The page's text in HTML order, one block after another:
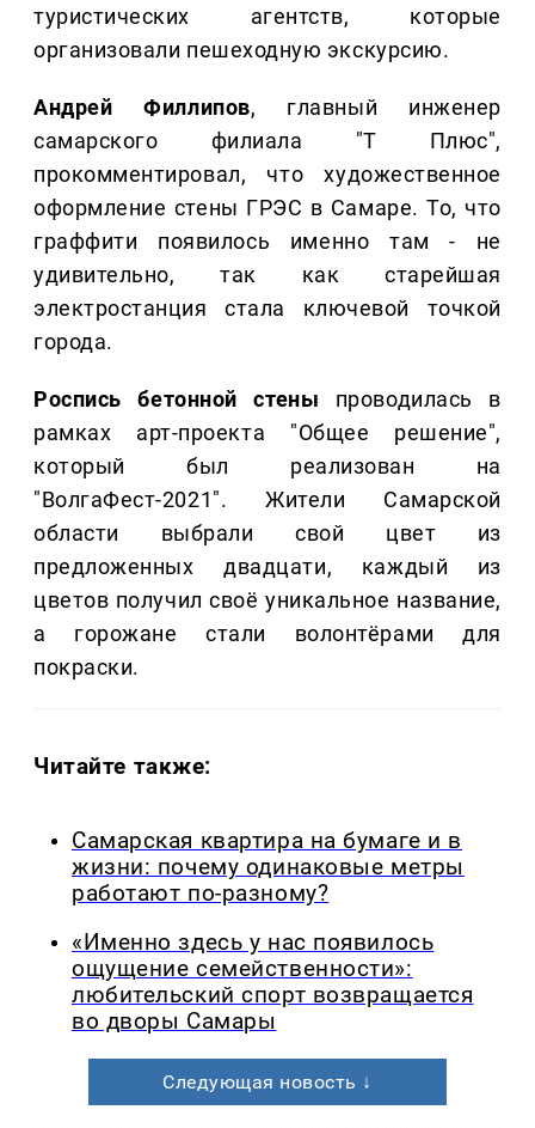
туристических агентств, которые
организовали пешеходную экскурсию.
Андрей Филлипов, главный инженер
самарского филиала "Т Плюс",
прокомментировал, что художественное
оформление стены ГРЭС в Самаре. То, что
граффити появилось именно там - не
удивительно, так как старейшая
электростанция стала ключевой точкой
города.
Роспись бетонной стены проводилась в
рамках арт-проекта "Общее решение",
который был реализован на
"ВолгаФест-2021". Жители Самарской
области выбрали свой цвет из
предложенных двадцати, каждый из
цветов получил своё уникальное название,
а горожане стали волонтёрами для
покраски.
Читайте также:
Самарская квартира на бумаге и в
жизни: почему одинаковые метры
работают по-разному?
«Именно здесь у нас появилось
ощущение семейственности»:
любительский спорт возвращается
во дворы Самары
Следующая новость ↓